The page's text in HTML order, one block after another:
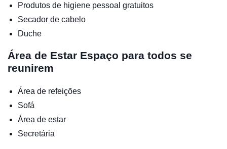
Produtos de higiene pessoal gratuitos
Secador de cabelo
Duche
Área de Estar Espaço para todos se
reunirem
Área de refeições
Sofá
Área de estar
Secretária